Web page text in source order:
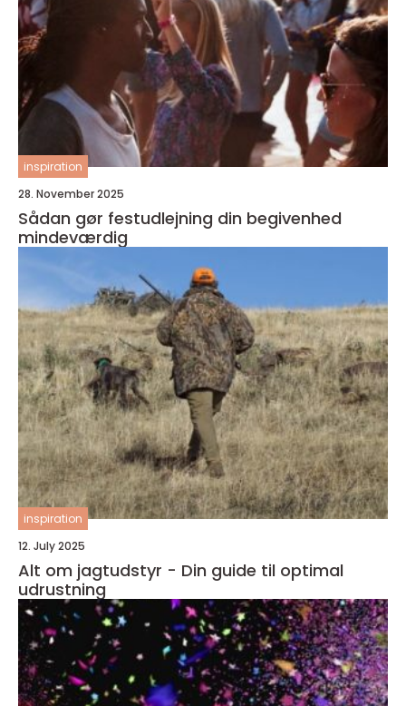
inspiration
28. November 2025
Sådan gør festudlejning din begivenhed
mindeværdig
inspiration
12. July 2025
Alt om jagtudstyr - Din guide til optimal
udrustning